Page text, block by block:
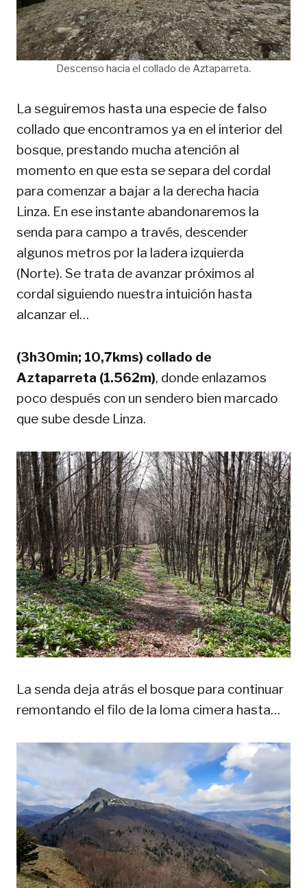
Descenso hacia el collado de Aztaparreta.
La seguiremos hasta una especie de falso
collado que encontramos ya en el interior del
bosque, prestando mucha atención al
momento en que esta se separa del cordal
para comenzar a bajar a la derecha hacia
Linza. En ese instante abandonaremos la
senda para campo a través, descender
algunos metros por la ladera izquierda
(Norte). Se trata de avanzar próximos al
cordal siguiendo nuestra intuición hasta
alcanzar el…
(3h30min; 10,7kms) collado de
Aztaparreta (1.562m), donde enlazamos
poco después con un sendero bien marcado
que sube desde Linza.
La senda deja atrás el bosque para continuar
remontando el filo de la loma cimera hasta…